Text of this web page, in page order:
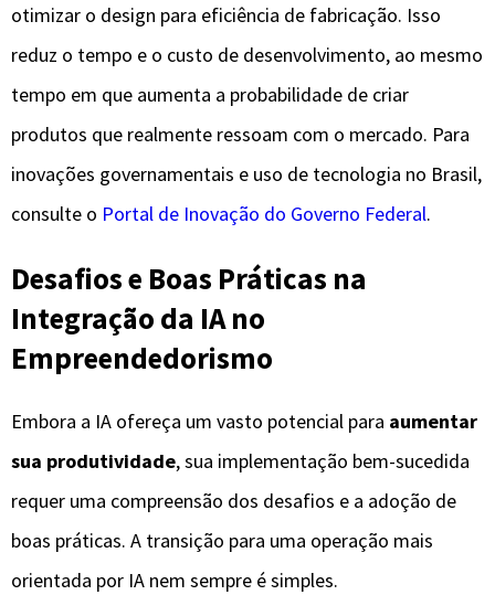
otimizar o design para eficiência de fabricação. Isso
reduz o tempo e o custo de desenvolvimento, ao mesmo
tempo em que aumenta a probabilidade de criar
produtos que realmente ressoam com o mercado. Para
inovações governamentais e uso de tecnologia no Brasil,
consulte o Portal de Inovação do Governo Federal.
Desafios e Boas Práticas na
Integração da IA no
Empreendedorismo
Embora a IA ofereça um vasto potencial para aumentar
sua produtividade, sua implementação bem-sucedida
requer uma compreensão dos desafios e a adoção de
boas práticas. A transição para uma operação mais
orientada por IA nem sempre é simples.